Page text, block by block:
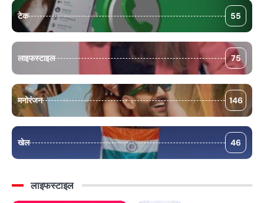
टेक 55
लाइफस्टाइल 75
मनोरंजन 146
खेल 46
लाइफस्टाइल